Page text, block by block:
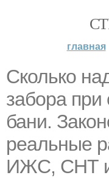
главная
Сколько
забора при
бани.
реальные
ИЖС, СНТ